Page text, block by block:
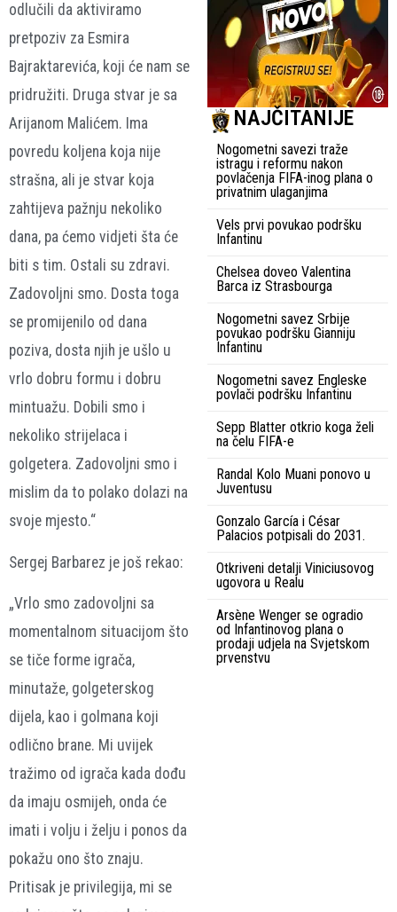
odlučili da aktiviramo
pretpoziv za Esmira
Bajraktarevića, koji će nam se
pridružiti. Druga stvar je sa
Arijanom Malićem. Ima
povredu koljena koja nije
strašna, ali je stvar koja
zahtijeva pažnju nekoliko
dana, pa ćemo vidjeti šta će
biti s tim. Ostali su zdravi.
Zadovoljni smo. Dosta toga
se promijenilo od dana
poziva, dosta njih je ušlo u
vrlo dobru formu i dobru
mintuažu. Dobili smo i
nekoliko strijelaca i
golgetera. Zadovoljni smo i
mislim da to polako dolazi na
svoje mjesto.“
Sergej Barbarez je još rekao:
„Vrlo smo zadovoljni sa
momentalnom situacijom što
se tiče forme igrača,
minutaže, golgeterskog
dijela, kao i golmana koji
odlično brane. Mi uvijek
tražimo od igrača kada dođu
da imaju osmijeh, onda će
imati i volju i želju i ponos da
pokažu ono što znaju.
Pritisak je privilegija, mi se
NAJČITANIJE
Nogometni savezi traže
istragu i reformu nakon
povlačenja FIFA-inog plana o
privatnim ulaganjima
Vels prvi povukao podršku
Infantinu
Chelsea doveo Valentina
Barca iz Strasbourga
Nogometni savez Srbije
povukao podršku Gianniju
Infantinu
Nogometni savez Engleske
povlači podršku Infantinu
Sepp Blatter otkrio koga želi
na čelu FIFA-e
Randal Kolo Muani ponovo u
Juventusu
Gonzalo García i César
Palacios potpisali do 2031.
Otkriveni detalji Viniciusovog
ugovora u Realu
Arsène Wenger se ogradio
od Infantinovog plana o
prodaji udjela na Svjetskom
prvenstvu